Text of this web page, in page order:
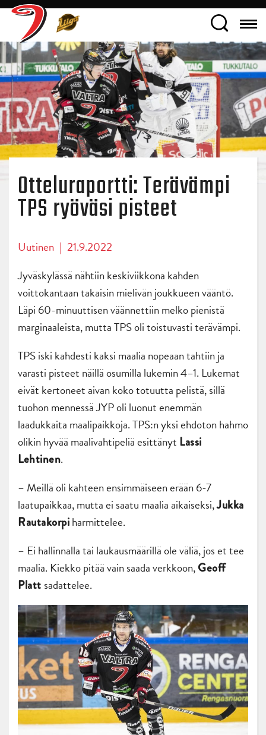
Otteluraportti: Terävämpi
TPS ryöväsi pisteet
Uutinen | 21.9.2022
Jyväskylässä nähtiin keskiviikkona kahden
voittokantaan takaisin mielivän joukkueen vääntö.
Läpi 60-minuuttisen väännettiin melko pienistä
marginaaleista, mutta TPS oli toistuvasti terävämpi.
TPS iski kahdesti kaksi maalia nopeaan tahtiin ja
varasti pisteet näillä osumilla lukemin 4–1. Lukemat
eivät kertoneet aivan koko totuutta pelistä, sillä
tuohon mennessä JYP oli luonut enemmän
laadukkaita maalipaikkoja. TPS:n yksi ehdoton hahmo
olikin hyvää maalivahtipeliä esittänyt Lassi
Lehtinen.
– Meillä oli kahteen ensimmäiseen erään 6-7
laatupaikkaa, mutta ei saatu maalia aikaiseksi,Jukka
Rautakorpiharmittelee.
– Ei hallinnalla tai laukausmäärillä ole väliä, jos et tee
maalia. Kiekko pitää vain saada verkkoon,Geoff
Platt sadattelee.